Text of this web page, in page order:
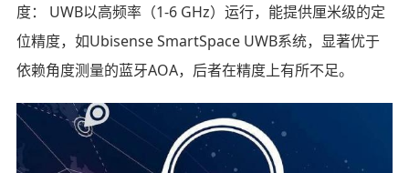
度： UWB以高频率（1-6 GHz）运行，能提供厘米级的定
位精度，如Ubisense SmartSpace UWB系统，显著优于
依赖角度测量的蓝牙AOA，后者在精度上有所不足。